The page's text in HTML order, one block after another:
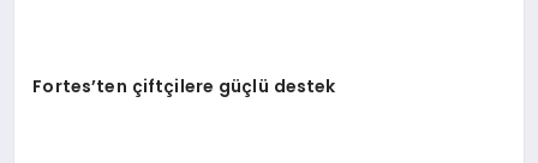
Fortes’ten çiftçilere güçlü destek